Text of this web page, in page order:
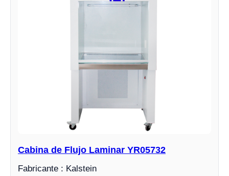
Cabina de Flujo Laminar YR05732
Fabricante : Kalstein